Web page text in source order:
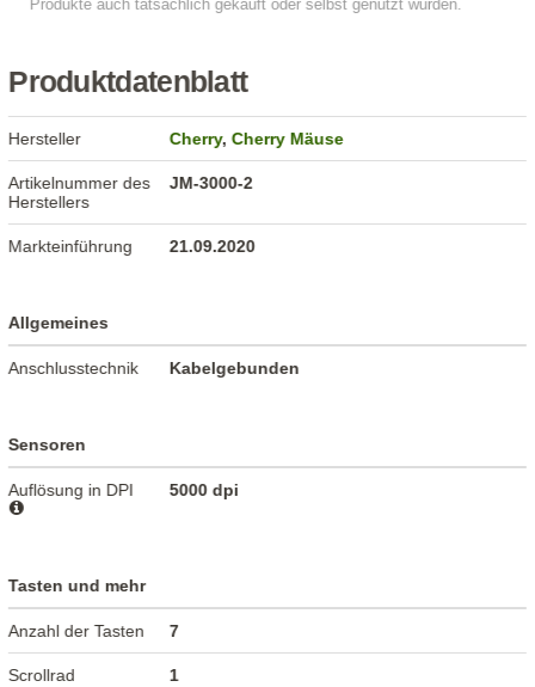
Produktdatenblatt
Hersteller Cherry,Cherry Mäuse
Artikelnummer des
Herstellers
JM-3000-2
Markteinführung 21.09.2020
Allgemeines
Anschlusstechnik Kabelgebunden
Sensoren
Auflösung in DPI 5000 dpi
Tasten und mehr
Anzahl der Tasten 7
Scrollrad 1